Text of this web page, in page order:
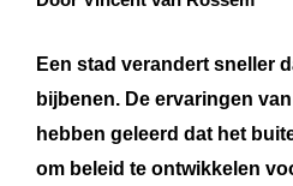
Een stad verandert sneller
bijbenen. De ervaringen
hebben geleerd dat het
om beleid te ontwikkelen